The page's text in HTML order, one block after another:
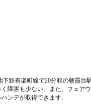
鉄有楽町線で20分程の朝霞
障害も少ない。また、フェ
ンデが取得できます。